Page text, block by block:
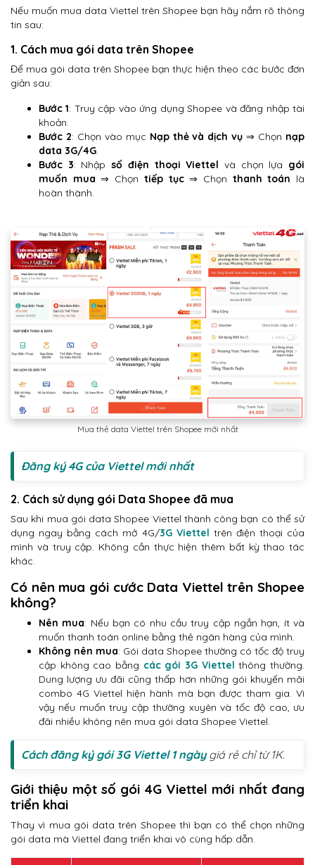
Nếu muốn mua data Viettel trên Shopee bạn hãy nắm rõ thông
tin sau:
1. Cách mua gói data trên Shopee
Để mua gói data trên Shopee bạn thực hiện theo các bước đơn
giản sau:
Bước 1: Truy cập vào ứng dụng Shopee và đăng nhập tài
khoản.
Bước 2: Chọn vào mục Nạp thẻ và dịch vụ ⇒ Chọn nạp
data 3G/4G.
Bước 3: Nhập số điện thoại Viettel và chọn lựa gói
muốn mua ⇒ Chọn tiếp tục⇒ Chọn thanh toán là
hoàn thành.
Mua thẻ data Viettel trên Shopee mới nhất
Đăng ký 4G của Viettel mới nhất
2. Cách sử dụng gói Data Shopee đã mua
Sau khi mua gói data Shopee Viettel thành công bạn có thể sử
dụng ngay bằng cách mở 4G/3G Viettel trên điện thoại của
mình và truy cập. Không cần thực hiện thêm bất kỳ thao tác
khác.
Có nên mua gói cước Data Viettel trên Shopee
không?
Nên mua: Nếu bạn có nhu cầu truy cập ngắn hạn, ít và
muốn thanh toán online bằng thẻ ngân hàng của mình.
Không nên mua: Gói data Shopee thường có tốc độ truy
cập không cao bằng các gói 3G Viettel thông thường.
Dung lượng ưu đãi cũng thấp hơn những gói khuyến mãi
combo 4G Viettel hiện hành mà bạn được tham gia. Vì
vậy nếu muốn truy cập thường xuyên và tốc độ cao, ưu
đãi nhiều không nên mua gói data Shopee Viettel.
Cách đăng ký gói 3G Viettel 1 ngàygiá rẻ chỉ từ 1K.
Giới thiệu một số gói 4G Viettel mới nhất đang
triển khai
Thay vì mua gói data trên Shopee thì bạn có thể chọn những
gói data mà Viettel đang triển khai vô cùng hấp dẫn.